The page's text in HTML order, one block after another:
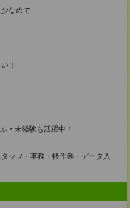
なめで
！
・未経験も活躍中！
ッフ・事務・軽作業・データ入